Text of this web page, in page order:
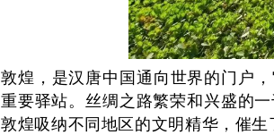
敦煌，是汉唐中国通向世界的门户
重要驿站。丝绸之路繁荣和兴盛的
敦煌吸纳不同地区 的文明精华，催